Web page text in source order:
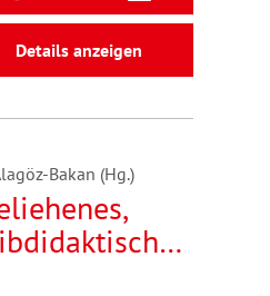
Details anzeigen
Bakan (Hg.)